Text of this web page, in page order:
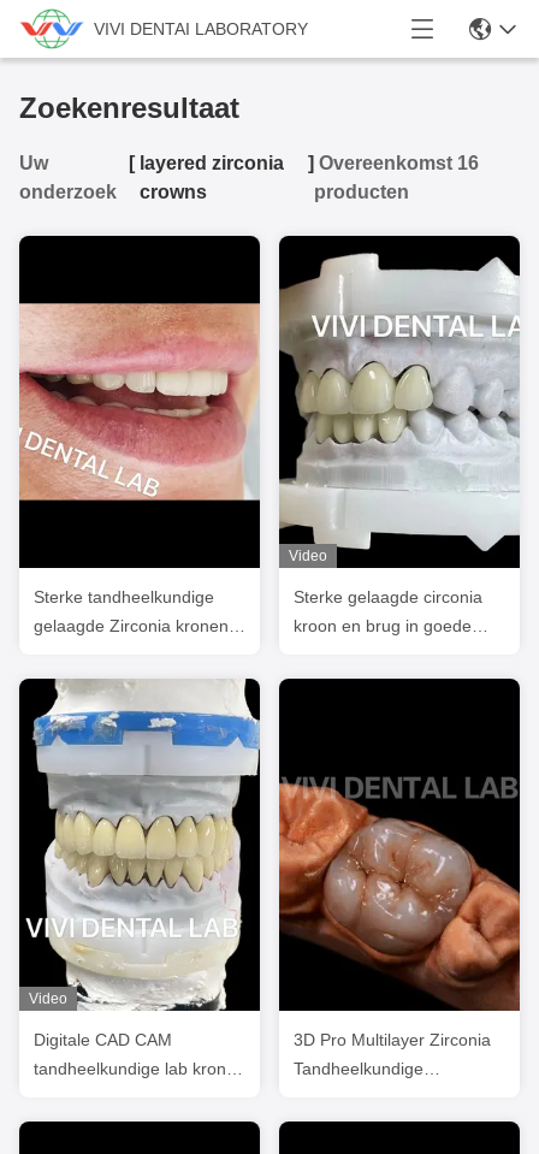
VIVI DENTAI LABORATORY
Zoekenresultaat
Uw
onderzoek
[ layered zirconia
crowns
] Overeenkomst 16
producten
Sterke tandheelkundige
gelaagde Zirconia kronen
gecertificeerd
Video
Sterke gelaagde circonia
kroon en brug in goede
Video
Digitale CAD CAM
tandheelkundige lab kronen
Zirconia kroon
3D Pro Multilayer Zirconia
Tandheelkundige
Anatomie